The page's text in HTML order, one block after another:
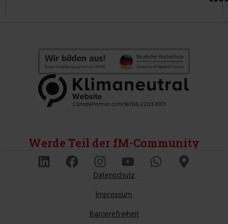
Werde Teil der fM-Community
Datenschutz
Impressum
Barrierefreiheit